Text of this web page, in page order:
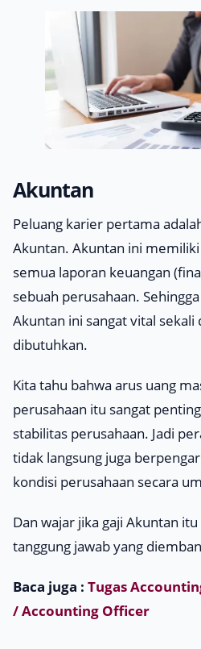
Akuntan
Peluang karier pertama
Akuntan. Akuntan ini
semua laporan keuangan (
sebuah perusahaan.
Akuntan ini sangat vital sekali
dibutuhkan.
Kita tahu bahwa arus uang
perusahaan itu sangat
stabilitas perusahaan. Jadi
tidak langsung juga
kondisi perusahaan secara
Dan wajar jika gaji Akuntan
tanggung jawab yang
Baca juga : Tugas
/ Accounting Officer